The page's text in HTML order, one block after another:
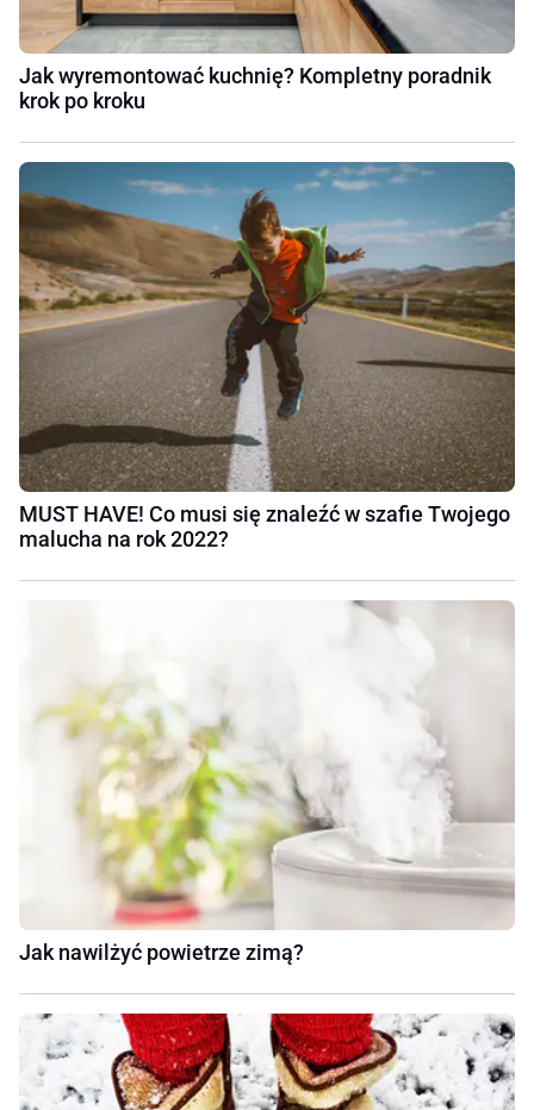
Jak wyremontować kuchnię? Kompletny poradnik
krok po kroku
MUST HAVE! Co musi się znaleźć w szafie Twojego
malucha na rok 2022?
Jak nawilżyć powietrze zimą?